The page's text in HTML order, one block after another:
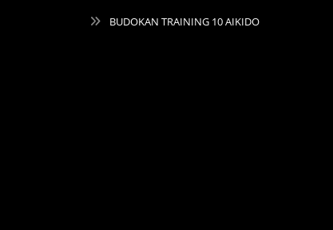
BUDOKAN TRAINING 10 AIKIDO